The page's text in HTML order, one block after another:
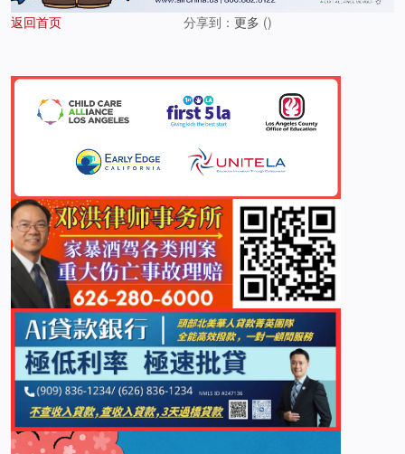
返回首页 分享到： 更多 ()